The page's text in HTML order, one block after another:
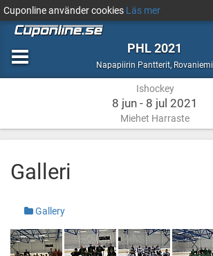
Cuponline använder cookies Läs mer
PHL 2021
Napapiirin Pantterit, Ishockey
Rovaniemi
Ishockey
8 jun - 8 jul 2021
Miehet Harraste
Galleri
Gallery